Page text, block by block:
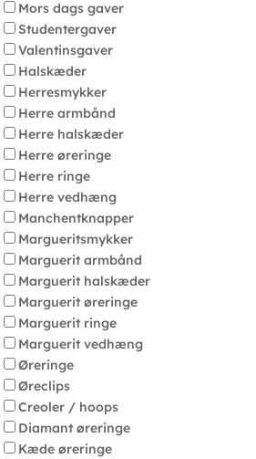
Mors dags gaver
Studentergaver
Valentinsgaver
Halskæder
Herresmykker
Herre armbånd
Herre halskæder
Herre øreringe
Herre ringe
Herre vedhæng
Manchentknapper
Margueritsmykker
Marguerit armbånd
Marguerit halskæder
Marguerit øreringe
Marguerit ringe
Marguerit vedhæng
Øreringe
Øreclips
Creoler / hoops
Diamant øreringe
Kæde øreringe